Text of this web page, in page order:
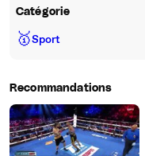
Catégorie
🥇Sport
Recommandations